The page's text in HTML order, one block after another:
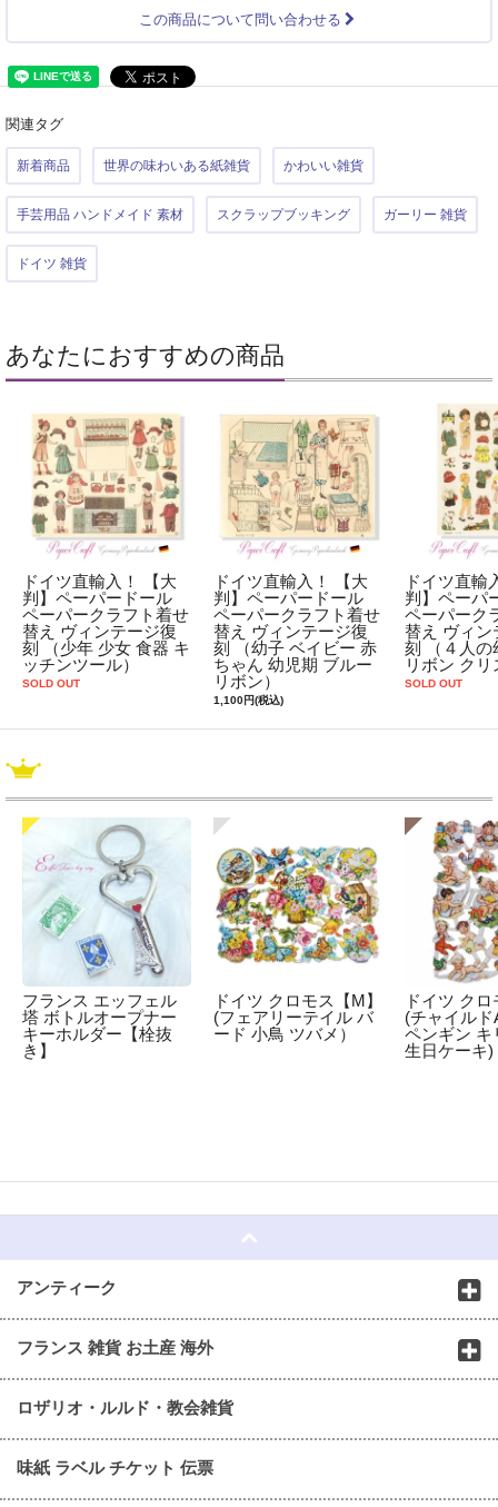
この商品について問い合わせる
関連タグ
新着商品 世界の味わいある紙雑貨 かわいい雑貨
手芸用品 ハンドメイド 素材 スクラップブッキング ガーリー 雑貨
ドイツ 雑貨
あなたにおすすめの商品
ドイツ直輸入！ 【大
判】ペーパードール
ペーパークラフト着せ
替え ヴィンテージ復
刻 （少年 少女 食器 キ
ッチンツール）
SOLD OUT
ドイツ直輸入！ 【大
判】ペーパードール
ペーパークラフト着せ
替え ヴィンテージ復
刻 （幼子 ベイビー 赤
ちゃん 幼児期 ブルー
リボン）
1,100円(税込)
ドイツ直輸
判】ペーパ
ペーパーク
替え ヴィン
刻 （４人の
リボン ク
SOLD OUT
フランス エッフェル
塔 ボトルオープナー
キーホルダー【栓抜
き】
ドイツ クロモス【M】
(フェアリーテイル バ
ード 小鳥 ツバメ）
ドイツ ク
(チャイルド
ペンギン キ
生日ケーキ)
アンティーク
フランス 雑貨 お土産 海外
ロザリオ・ルルド・教会雑貨
味紙 ラベル チケット 伝票